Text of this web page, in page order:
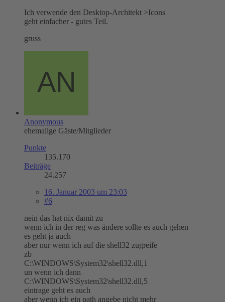
Ich verwende den Desktop-Architekt >Icons
geht einfacher - gutes Teil.
gruss
Anonymous
ehemalige Gäste/Mitglieder
Punkte
135.170
Beiträge
24.257
16. Januar 2003 um 23:03
#6
nein das hat nix damit zu
wenn ich in der reg was ändere sollte es auch gehen
es geht ja auch
aber nur wenn ich auf die shell32 zugreife
zb
C:\WINDOWS\System32\shell32.dll,1
un wenn ich dann
C:\WINDOWS\System32\shell32.dll,5
eintrage geht es auch
aber wenn ich ein path angebe nicht mehr